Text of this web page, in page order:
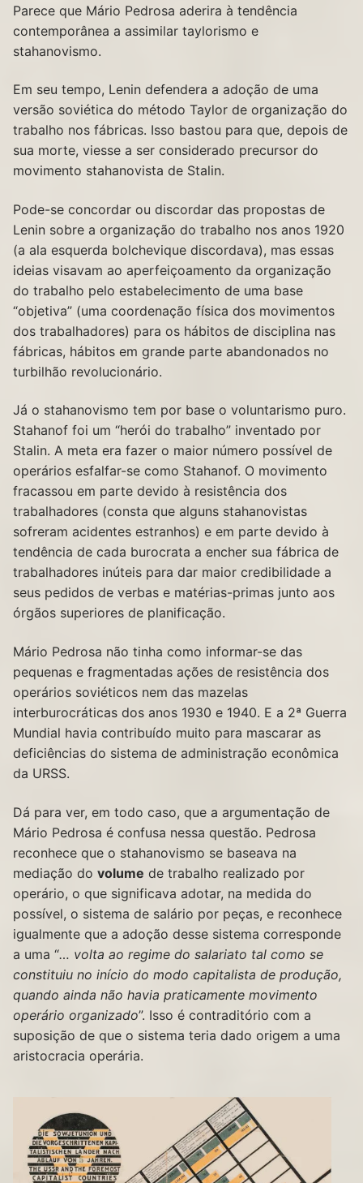
Parece que Mário Pedrosa aderira à tendência
contemporânea a assimilar taylorismo e
stahanovismo.
Em seu tempo, Lenin defendera a adoção de uma
versão soviética do método Taylor de organização do
trabalho nos fábricas. Isso bastou para que, depois de
sua morte, viesse a ser considerado precursor do
movimento stahanovista de Stalin.
Pode-se concordar ou discordar das propostas de
Lenin sobre a organização do trabalho nos anos 1920
(a ala esquerda bolchevique discordava), mas essas
ideias visavam ao aperfeiçoamento da organização
do trabalho pelo estabelecimento de uma base
“objetiva” (uma coordenação física dos movimentos
dos trabalhadores) para os hábitos de disciplina nas
fábricas, hábitos em grande parte abandonados no
turbilhão revolucionário.
Já o stahanovismo tem por base o voluntarismo puro.
Stahanof foi um “herói do trabalho” inventado por
Stalin. A meta era fazer o maior número possível de
operários esfalfar-se como Stahanof. O movimento
fracassou em parte devido à resistência dos
trabalhadores (consta que alguns stahanovistas
sofreram acidentes estranhos) e em parte devido à
tendência de cada burocrata a encher sua fábrica de
trabalhadores inúteis para dar maior credibilidade a
seus pedidos de verbas e matérias-primas junto aos
órgãos superiores de planificação.
Mário Pedrosa não tinha como informar-se das
pequenas e fragmentadas ações de resistência dos
operários soviéticos nem das mazelas
interburocráticas dos anos 1930 e 1940. E a 2ª Guerra
Mundial havia contribuído muito para mascarar as
deficiências do sistema de administração econômica
da URSS.
Dá para ver, em todo caso, que a argumentação de
Mário Pedrosa é confusa nessa questão. Pedrosa
reconhece que o stahanovismo se baseava na
mediação do volume de trabalho realizado por
operário, o que significava adotar, na medida do
possível, o sistema de salário por peças, e reconhece
igualmente que a adoção desse sistema corresponde
a uma “… volta ao regime do salariato tal como se
constituiu no início do modo capitalista de produção,
quando ainda não havia praticamente movimento
operário organizado”. Isso é contraditório com a
suposição de que o sistema teria dado origem a uma
aristocracia operária.